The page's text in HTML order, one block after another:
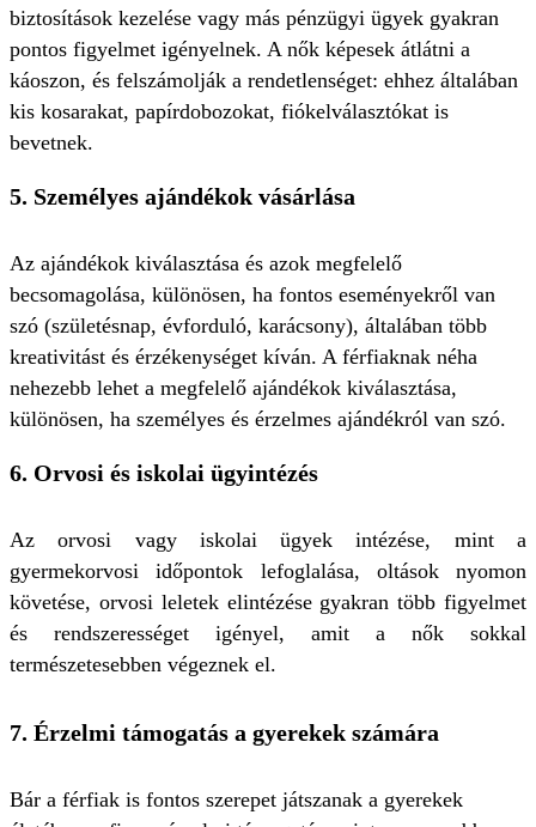
biztosítások kezelése vagy más pénzügyi ügyek gyakran
pontos figyelmet igényelnek. A nők képesek átlátni a
káoszon, és felszámolják a rendetlenséget: ehhez általában
kis kosarakat, papírdobozokat, fiókelválasztókat is
bevetnek.
5. Személyes ajándékok vásárlása
Az ajándékok kiválasztása és azok megfelelő
becsomagolása, különösen, ha fontos eseményekről van
szó (születésnap, évforduló, karácsony), általában több
kreativitást és érzékenységet kíván. A férfiaknak néha
nehezebb lehet a megfelelő ajándékok kiválasztása,
különösen, ha személyes és érzelmes ajándékról van szó.
6. Orvosi és iskolai ügyintézés
Az orvosi vagy iskolai ügyek intézése, mint a
gyermekorvosi időpontok lefoglalása, oltások nyomon
követése, orvosi leletek elintézése gyakran több figyelmet
és rendszerességet igényel, amit a nők sokkal
természetesebben végeznek el.
7. Érzelmi támogatás a gyerekek számára
Bár a férfiak is fontos szerepet játszanak a gyerekek